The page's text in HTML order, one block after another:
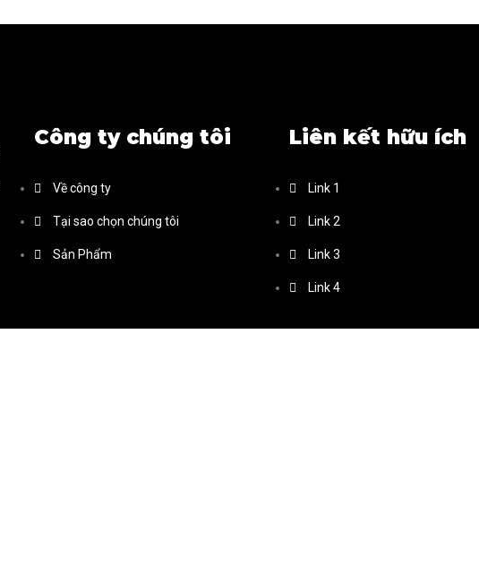
Công ty chúng tôi
Về công ty
Tại sao chọn chúng tôi
Sản Phẩm
Liên kết hữu ích
Link 1
Link 2
Link 3
Link 4